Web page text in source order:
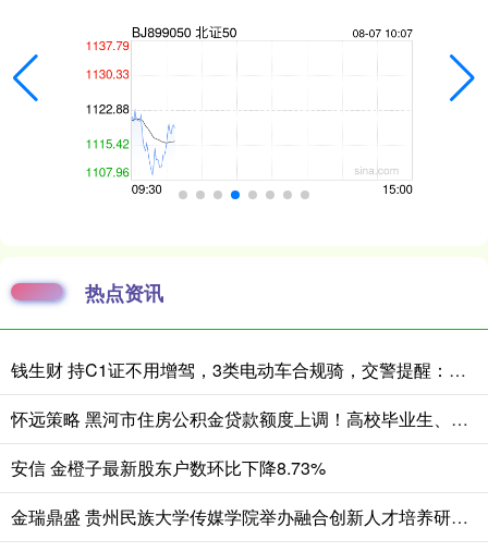
热点资讯
钱生财 持C1证不用增驾，3类电动车合规骑，交警提醒：还有4种不能随便骑
怀远策略 黑河市住房公积金贷款额度上调！高校毕业生、多孩家庭再享额外提额
安信 金橙子最新股东户数环比下降8.73%
金瑞鼎盛 贵州民族大学传媒学院举办融合创新人才培养研讨会